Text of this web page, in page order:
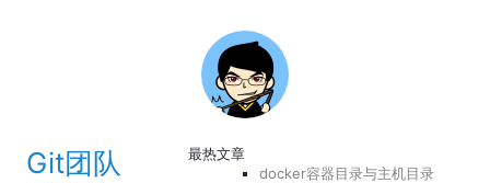
Git团队
最热文章
docker容器目录与主机目录